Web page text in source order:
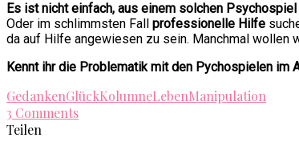
Es ist nicht einfach, aus einem solchen
Oder im schlimmsten Fall professionelle Hilfe
da auf Hilfe angewiesen zu sein. Manchmal wollen
Kennt ihr die Problematik mit den Pychospielen im
GedankenGlückKolumneLebenManipulation
3 Comments
Teilen